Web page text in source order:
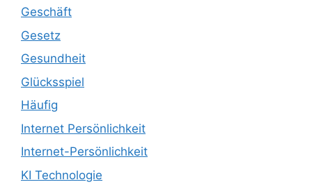
Geschäft
Gesetz
Gesundheit
Glücksspiel
Häufig
Internet Persönlichkeit
Internet-Persönlichkeit
KI Technologie